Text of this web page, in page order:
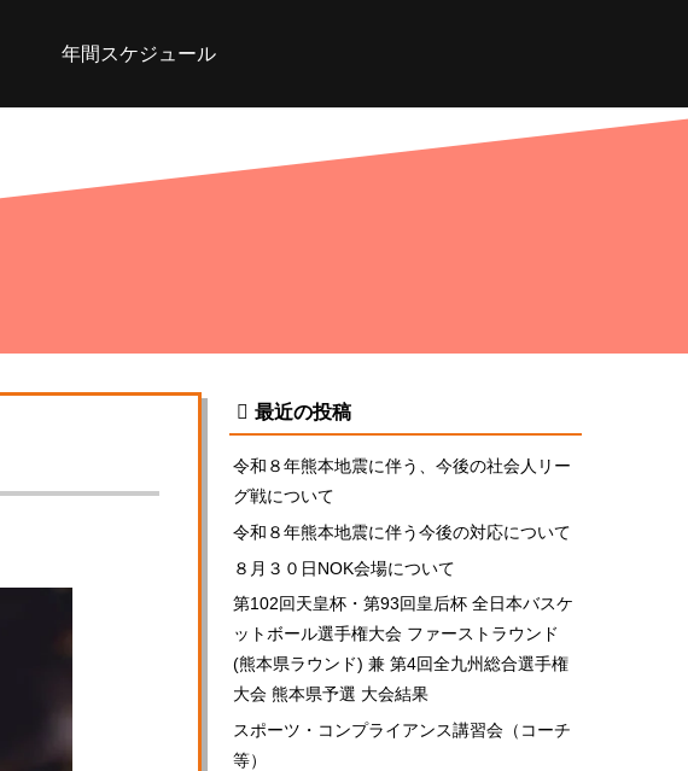
年間スケジュール
最近の投稿
令和８年熊本地震に伴う、今後の社会人リー
グ戦について
令和８年熊本地震に伴う今後の対応について
８月３０日NOK会場について
第102回天皇杯・第93回皇后杯 全日本バスケ
ットボール選手権大会 ファーストラウンド
(熊本県ラウンド) 兼 第4回全九州総合選手権
大会 熊本県予選 大会結果
スポーツ・コンプライアンス講習会（コーチ
等）